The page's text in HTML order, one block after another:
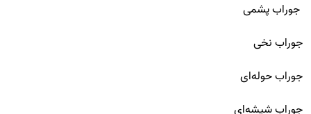
جوراب پشمی
جوراب نخی
جوراب حوله‌ای
جوراب شیشه‌ای